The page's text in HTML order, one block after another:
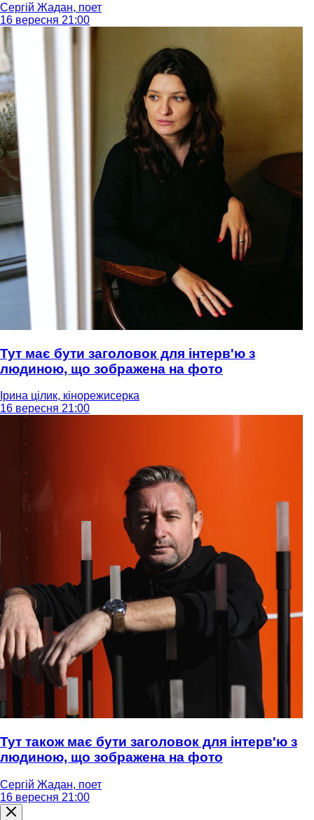
Сергій Жадан, поет
16 вересня 21:00
Тут має бути заголовок для інтерв'ю з
людиною, що зображена на фото
Ірина цілик, кінорежисерка
16 вересня 21:00
Тут також має бути заголовок для інтерв'ю з
людиною, що зображена на фото
Сергій Жадан, поет
16 вересня 21:00